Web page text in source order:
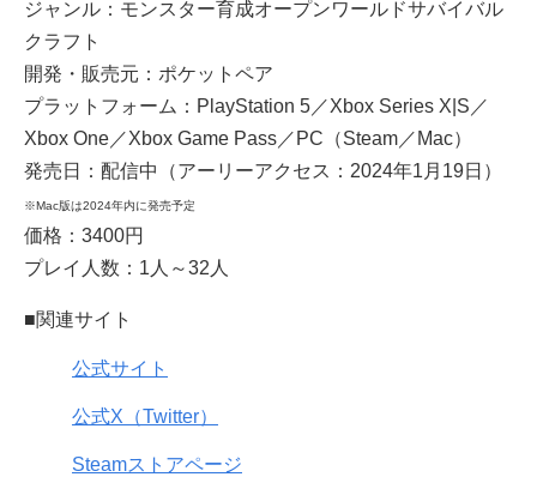
ジャンル：モンスター育成オープンワールドサバイバル
クラフト
開発・販売元：ポケットペア
プラットフォーム：PlayStation 5／Xbox Series X|S／
Xbox One／Xbox Game Pass／PC（Steam／Mac）
発売日：配信中（アーリーアクセス：2024年1月19日）
※Mac版は2024年内に発売予定
価格：3400円
プレイ人数：1人～32人
■関連サイト
公式サイト
公式X（Twitter）
Steamストアページ